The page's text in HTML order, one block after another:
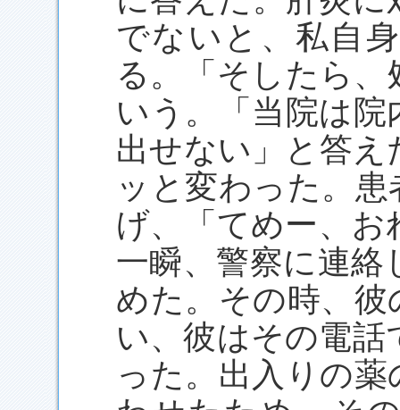
でないと、私自
る。「そしたら
いう。「当院は
出せない」と答
ッと変わった。
げ、「てめー、
一瞬、警察に連
めた。その時、
い、彼はその電
った。出入りの